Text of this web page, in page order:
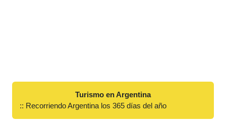
Turismo en Argentina
:: Recorriendo Argentina los 365 días del año